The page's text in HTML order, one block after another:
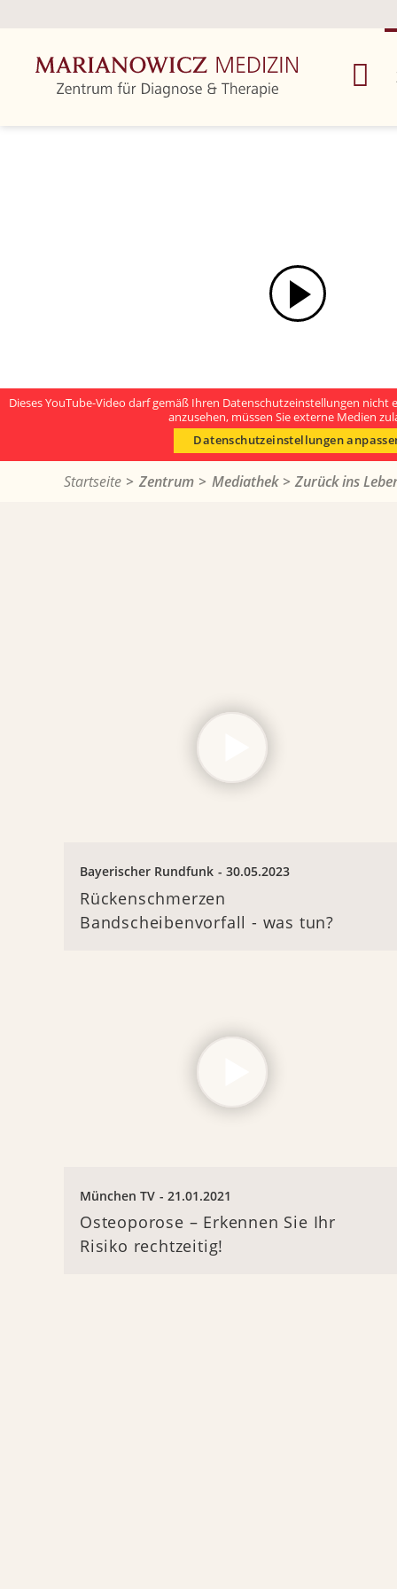
Dieses YouTube-Video darf gemäß Ihren Datenschutzeinstellungen nicht
anzusehen, müssen Sie externe Medien
Datenschutzeinstellungen
Startseite Zentrum Mediathek Zurück ins
Bayerischer Rundfunk 30.05.2023
Rückenschmerzen
Bandscheibenvorfall - was tun?
München TV 21.01.2021
Osteoporose – Erkennen Sie Ihr
Risiko rechtzeitig!